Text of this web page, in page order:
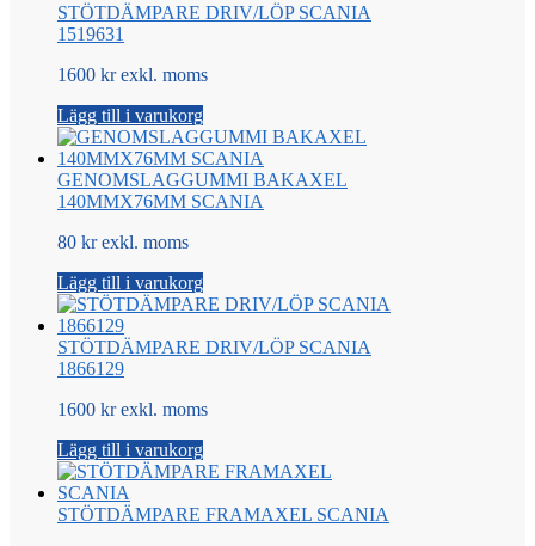
STÖTDÄMPARE DRIV/LÖP SCANIA
1519631
1600 kr exkl. moms
Lägg till i varukorg
GENOMSLAGGUMMI BAKAXEL
140MMX76MM SCANIA
80 kr exkl. moms
Lägg till i varukorg
STÖTDÄMPARE DRIV/LÖP SCANIA
1866129
1600 kr exkl. moms
Lägg till i varukorg
STÖTDÄMPARE FRAMAXEL SCANIA